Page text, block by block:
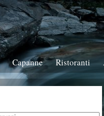
Capanne Ristoranti